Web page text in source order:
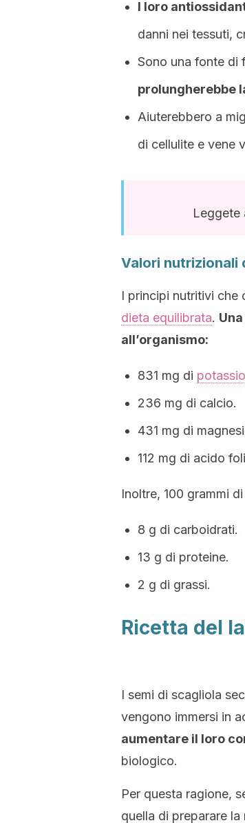
I loro
danni nei tessuti,
Sono una fonte di
prolungherebbe
Aiuterebbero a
di cellulite e vene
Leggete
Valori nutrizionali
I principi nutritivi che
dieta equilibrata.
all’organismo:
831 mg di potassio
236 mg di calcio.
431 mg di
112 mg di acido
Inoltre, 100 grammi
8 g di carboidrati.
13 g di proteine.
2 g di grassi.
Ricetta del
I semi di scagliola
vengono immersi in
aumentare il loro
biologico.
Per questa ragione,
quella di preparare